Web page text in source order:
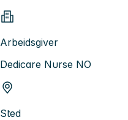
Arbeidsgiver
Dedicare Nurse NO
Sted